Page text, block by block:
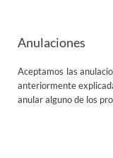
Anulaciones
Aceptamos las
anteriormente
anular alguno de los